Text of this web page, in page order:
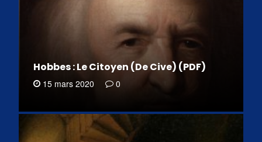
Hobbes : Le Citoyen (De Cive) (PDF)
15 mars 2020 0